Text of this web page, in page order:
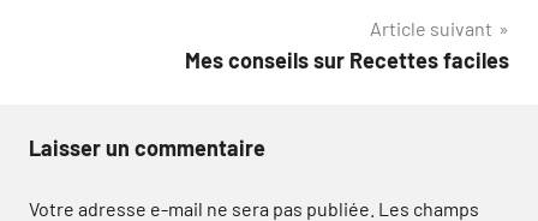
Article suivant
Mes conseils sur Recettes faciles
Laisser un commentaire
Votre adresse e-mail ne sera pas publiée. Les champs